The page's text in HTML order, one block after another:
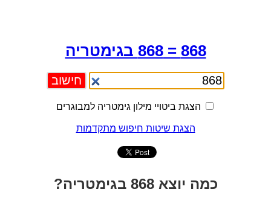
868 = 868 בגימטריה
הצגת ביטויי מילון גימטריה למבוגרים
הצגת שיטות חיפוש מתקדמות
כמה יוצא 868 בגימטריה?